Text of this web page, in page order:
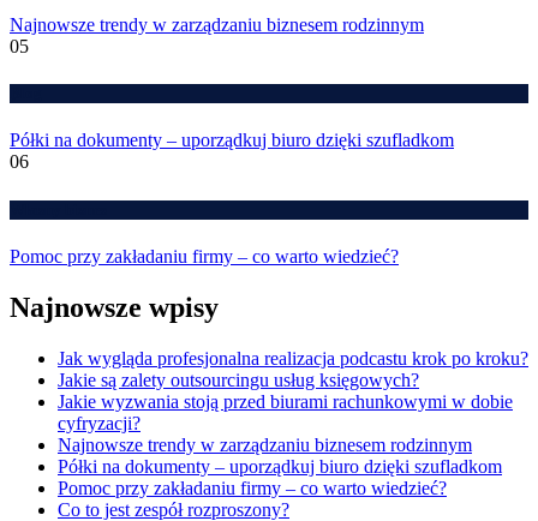
Najnowsze trendy w zarządzaniu biznesem rodzinnym
05
Półki na dokumenty – uporządkuj biuro dzięki szufladkom
06
Pomoc przy zakładaniu firmy – co warto wiedzieć?
Najnowsze wpisy
Jak wygląda profesjonalna realizacja podcastu krok po kroku?
Jakie są zalety outsourcingu usług księgowych?
Jakie wyzwania stoją przed biurami rachunkowymi w dobie
cyfryzacji?
Najnowsze trendy w zarządzaniu biznesem rodzinnym
Półki na dokumenty – uporządkuj biuro dzięki szufladkom
Pomoc przy zakładaniu firmy – co warto wiedzieć?
Co to jest zespół rozproszony?